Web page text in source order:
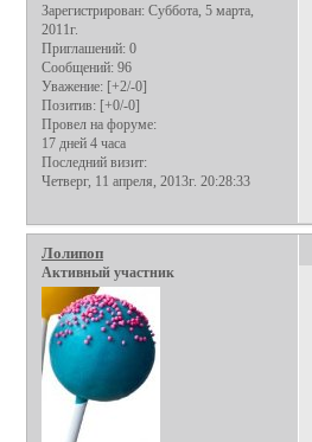
Зарегистрирован: Суббота, 5 марта,
2011г.
Приглашений: 0
Сообщений: 96
Уважение: [+2/-0]
Позитив: [+0/-0]
Провел на форуме:
17 дней 4 часа
Последний визит:
Четверг, 11 апреля, 2013г. 20:28:33
Лолипоп
Активный участник